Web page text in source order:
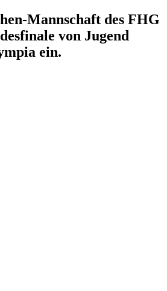
Mannschaft des FHG
von Jugend
ein.